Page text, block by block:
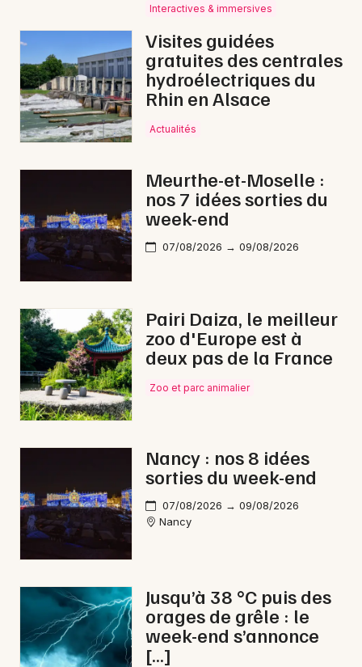
Interactives & immersives
Visites guidées
gratuites des centrales
hydroélectriques du
Rhin en Alsace
Actualités
Meurthe-et-Moselle :
nos 7 idées sorties du
week-end
07/08/2026 → 09/08/2026
Pairi Daiza, le meilleur
zoo d'Europe est à
deux pas de la France
Zoo et parc animalier
Nancy : nos 8 idées
sorties du week-end
07/08/2026 → 09/08/2026
Nancy
Jusqu’à 38 °C puis des
orages de grêle : le
week-end s’annonce
[…]